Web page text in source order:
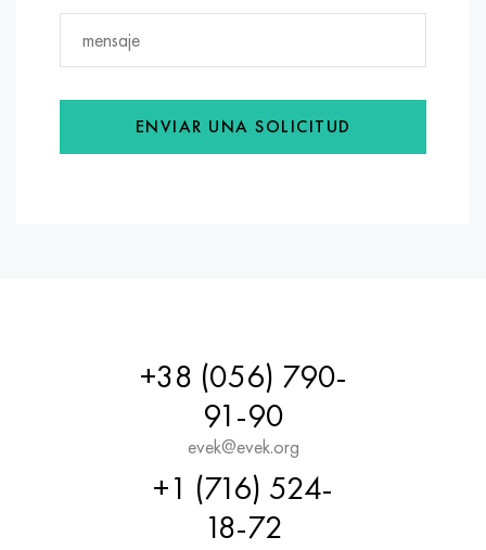
ENVIAR UNA SOLICITUD
+38 (056) 790-
91-90
evek@evek.org
+1 (716) 524-
18-72